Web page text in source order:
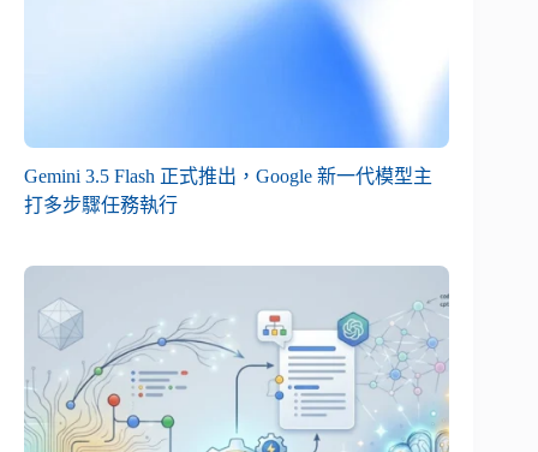
Gemini 3.5 Flash 正式推出，Google 新一代模型主
打多步驟任務執行